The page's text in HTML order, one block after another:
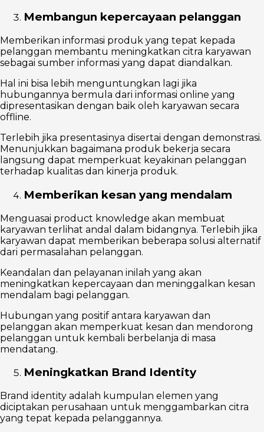
Membangun kepercayaan pelanggan
Memberikan informasi produk yang tepat kepada
pelanggan membantu meningkatkan citra karyawan
sebagai sumber informasi yang dapat diandalkan.
Hal ini bisa lebih menguntungkan lagi jika
hubungannya bermula dari informasi online yang
dipresentasikan dengan baik oleh karyawan secara
offline.
Terlebih jika presentasinya disertai dengan demonstrasi.
Menunjukkan bagaimana produk bekerja secara
langsung dapat memperkuat keyakinan pelanggan
terhadap kualitas dan kinerja produk.
Memberikan kesan yang mendalam
Menguasai product knowledge akan membuat
karyawan terlihat andal dalam bidangnya. Terlebih jika
karyawan dapat memberikan beberapa solusi alternatif
dari permasalahan pelanggan.
Keandalan dan pelayanan inilah yang akan
meningkatkan kepercayaan dan meninggalkan kesan
mendalam bagi pelanggan.
Hubungan yang positif antara karyawan dan
pelanggan akan memperkuat kesan dan mendorong
pelanggan untuk kembali berbelanja di masa
mendatang.
Meningkatkan Brand Identity
Brand identity adalah kumpulan elemen yang
diciptakan perusahaan untuk menggambarkan citra
yang tepat kepada pelanggannya.